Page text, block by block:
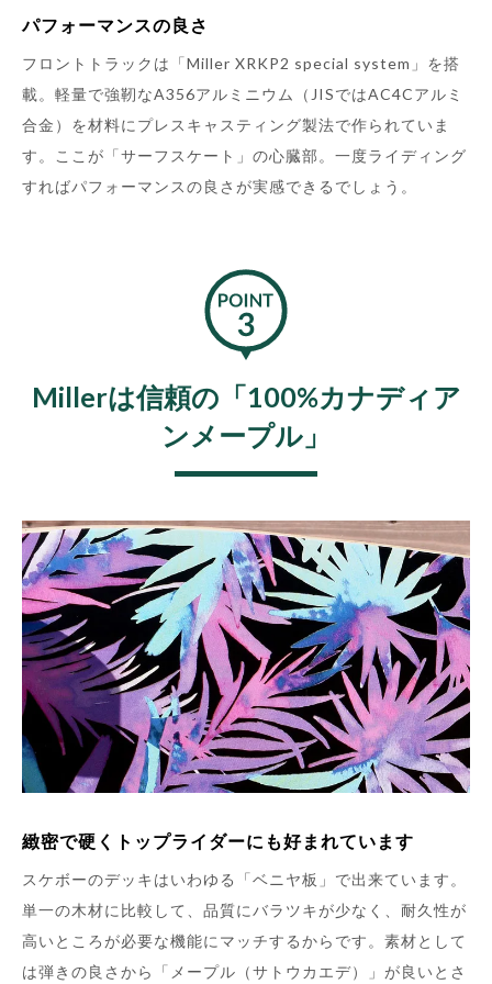
パフォーマンスの良さ
フロントトラックは「Miller XRKP2 special system」を搭
載。軽量で強靭なA356アルミニウム（JISではAC4Cアルミ
合金）を材料にプレスキャスティング製法で作られていま
す。ここが「サーフスケート」の心臓部。一度ライディング
すればパフォーマンスの良さが実感できるでしょう。
Millerは信頼の「100%カナディア
ンメープル」
緻密で硬くトップライダーにも好まれています
スケボーのデッキはいわゆる「ベニヤ板」で出来ています。
単一の木材に比較して、品質にバラツキが少なく、耐久性が
高いところが必要な機能にマッチするからです。素材として
は弾きの良さから「メープル（サトウカエデ）」が良いとさ